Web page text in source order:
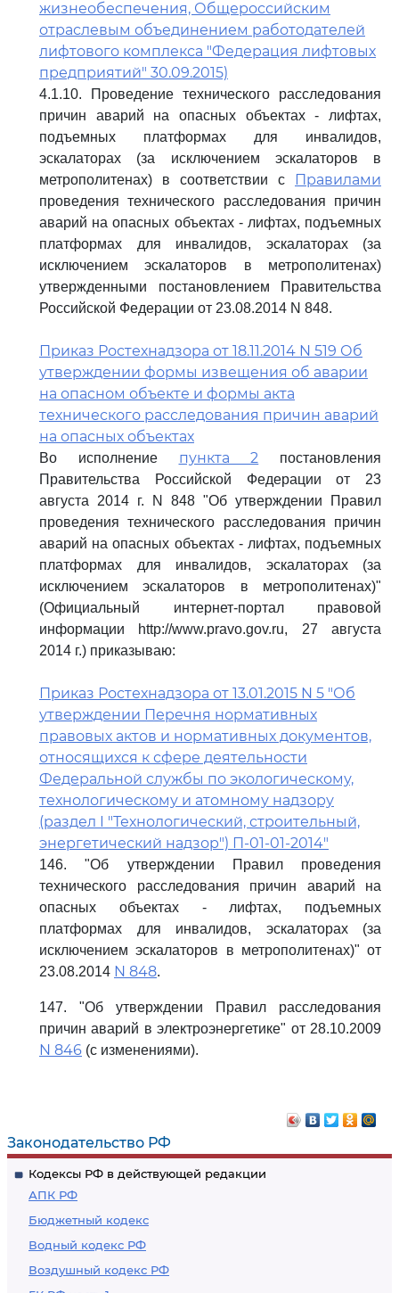
Законодательство РФ
Кодексы РФ в действующей редакции
АПК РФ
Бюджетный кодекс
Водный кодекс РФ
Воздушный кодекс РФ
жизнеобеспечения, Общероссийским
отраслевым объединением работодателей
лифтового комплекса "Федерация лифтовых
предприятий" 30.09.2015)
4.1.10. Проведение технического расследования
причин аварий на опасных объектах - лифтах,
подъемных платформах для инвалидов,
эскалаторах (за исключением эскалаторов в
метрополитенах) в соответствии с
Правилами
проведения технического расследования причин
аварий на опасных объектах - лифтах, подъемных
платформах для инвалидов, эскалаторах (за
исключением эскалаторов в метрополитенах)
утвержденными постановлением Правительства
Российской Федерации от 23.08.2014 N 848.
Приказ Ростехнадзора от 18.11.2014 N 519 Об
утверждении формы извещения об аварии
на опасном объекте и формы акта
технического расследования причин аварий
на опасных объектах
Во исполнение пункта 2 постановления
Правительства Российской Федерации от 23
августа 2014 г. N 848 "Об утверждении Правил
проведения технического расследования причин
аварий на опасных объектах - лифтах, подъемных
платформах для инвалидов, эскалаторах (за
исключением эскалаторов в метрополитенах)"
(Официальный интернет-портал правовой
информации http://www.pravo.gov.ru, 27 августа
2014 г.) приказываю:
Приказ Ростехнадзора от 13.01.2015 N 5 "Об
утверждении Перечня нормативных
правовых актов и нормативных документов,
относящихся к сфере деятельности
Федеральной службы по экологическому,
технологическому и атомному надзору
(раздел I "Технологический, строительный,
энергетический надзор") П-01-01-2014"
146. "Об утверждении Правил проведения
технического расследования причин аварий на
опасных объектах - лифтах, подъемных
платформах для инвалидов, эскалаторах (за
исключением эскалаторов в метрополитенах)" от
23.08.2014 N 848.
147. "Об утверждении Правил расследования
причин аварий в электроэнергетике" от 28.10.2009
N 846 (с изменениями).